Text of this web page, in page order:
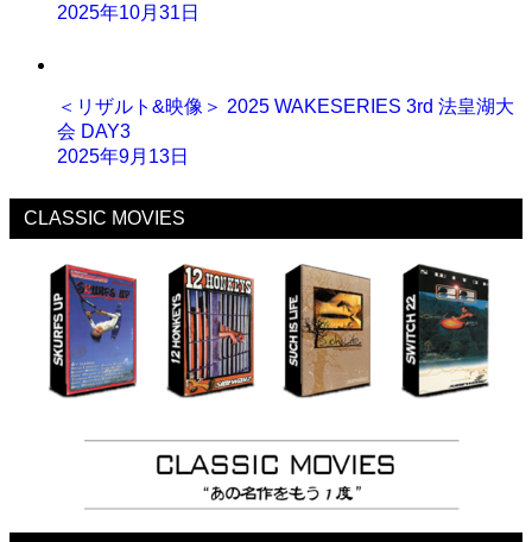
2025年10月31日
＜リザルト&映像＞ 2025 WAKESERIES 3rd 法皇湖大
会 DAY3
2025年9月13日
CLASSIC MOVIES